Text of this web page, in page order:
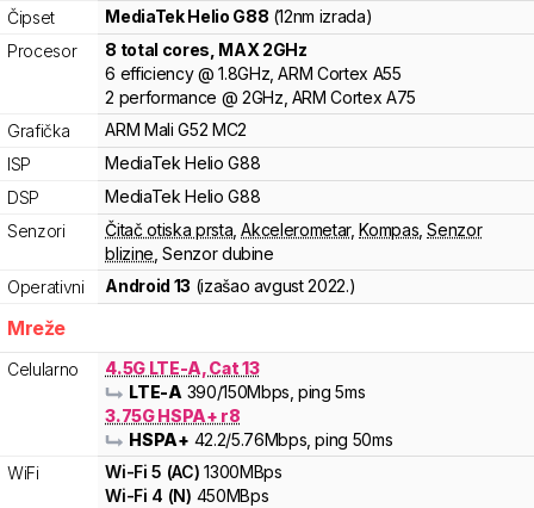
Čipset
MediaTekHelio G88 (12nm izrada)
Procesor
8 total cores , MAX 2GHz
6 efficiency @ 1.8GHz,ARM Cortex A55
2 performance @ 2GHz, ARM Cortex A75
Grafička
ARM Mali G52 MC2
ISP
MediaTek Helio G88
DSP
MediaTek Helio G88
Senzori
Čitač otiska prsta ,Akcelerometar,Kompas ,Senzor
blizine ,Senzor dubine
Operativni
Android 13 (izašao avgust 2022.)
Mreže
Celularno
4.5G LTE-A, Cat 13
LTE-A 390/150Mbps , ping 5ms
3.75G HSPA+ r8
HSPA+ 42.2/5.76Mbps , ping 50ms
WiFi
Wi-Fi5 (AC) 1300MBps
Wi-Fi 4 (N) 450MBps